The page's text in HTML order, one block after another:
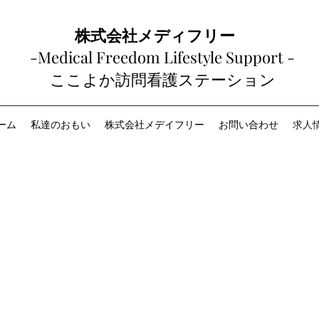
株式会社メディフリー
-Medical Freedom Lifestyle Support -
​​ここよか訪問看護ステーション
ム 私達のおもい 株式会社メデイフリー お問い合わせ 求人